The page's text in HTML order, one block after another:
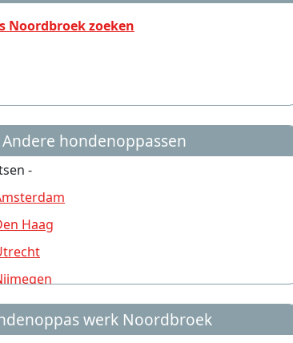
Noordbroek zoeken
Andere hondenoppassen
-
Haag
werk Noordbroek